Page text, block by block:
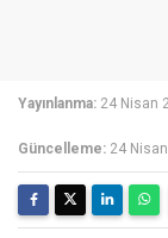
Yayınlanma: 24 Nisan
Güncelleme: 24